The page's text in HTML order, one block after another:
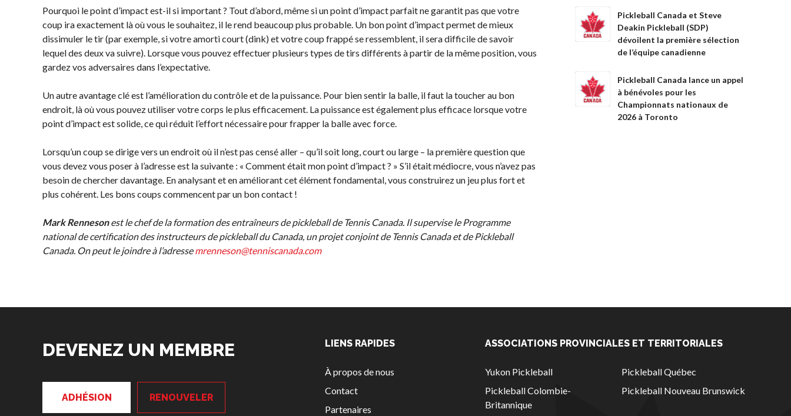
national de Pickleball
Règlements et
Politiques
Journée nationale du
Pickleball
PC Scoop
Contact
Championnats
Championnat
2025 présenté par
HearingLife
Championnat
national Myoflex®
Pickleball Canada
Canada
États-Unis
Recherche de
clubs
Fournisseur de
Auto-évaluation des
niveaux de
compétence
sur le
d’arbitrage
les membres
Renouvèlement
Questions
Programme
de Pickleball
Questions
fréquentes
Pourquoi le point d’impact est-il si important ? Tout d’abord, même si un point d’impact parfait ne garantit pas que votre
coup ira exactement là où vous le souhaitez, il le rend beaucoup plus probable. Un bon point d’impact permet de mieux
dissimuler le tir (par exemple, si votre amorti court (dink) et votre coup frappé se ressemblent, il sera difficile de savoir
lequel des deux va suivre). Lorsque vous pouvez effectuer plusieurs types de tirs différents à partir de la même position, vous
gardez vos adversaires dans l’expectative.
Un autre avantage clé est l’amélioration du contrôle et de la puissance. Pour bien sentir la balle, il faut la toucher au bon
endroit, là où vous pouvez utiliser votre corps le plus efficacement. La puissance est également plus efficace lorsque votre
point d’impact est solide, ce qui réduit l’effort nécessaire pour frapper la balle avec force.
Lorsqu’un coup se dirige vers un endroit où il n’est pas censé aller – qu’il soit long, court ou large – la première question que
vous devez vous poser à l’adresse est la suivante : « Comment était mon point d’impact ? » S’il était médiocre, vous n’avez pas
besoin de chercher davantage. En analysant et en améliorant cet élément fondamental, vous construirez un jeu plus fort et
plus cohérent. Les bons coups commencent par un bon contact !
Mark Rennesonest le chef de la formation des entraîneurs de pickleball de Tennis Canada. Il supervise le Programme
national de certification des instructeurs de pickleball du Canada, un projet conjoint de Tennis Canada et de Pickleball
Canada. On peut le joindre à l’adressemrenneson@tenniscanada.com
Pickleball Canada et Steve
Deakin Pickleball (SDP)
dévoilent la première sélection
de l’équipe canadienne
Pickleball Canada lance un appel
à bénévoles pour les
Championnats nationaux de
2026 à Toronto
DEVENEZ UN MEMBRE
ADHÉSION RENOUVELER
LIENS RAPIDES
À propos de nous
Contact
Partenaires
ASSOCIATIONS PROVINCIALES ET TERRITORIALES
Yukon Pickleball
Pickleball Québec
Pickleball Colombie-
Britannique
Pickleball Nouveau Brunswick